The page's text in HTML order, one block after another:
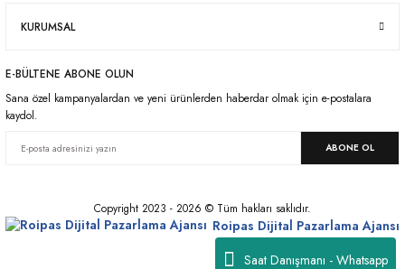
Saat Danışmanı - Whatsapp
KURUMSAL
E-BÜLTENE ABONE OLUN
Sana özel kampanyalardan ve yeni ürünlerden haberdar olmak için e-postalara
kaydol.
ABONE OL
Copyright 2023 - 2026 © Tüm hakları saklıdır.
Roipas Dijital Pazarlama Ajansı